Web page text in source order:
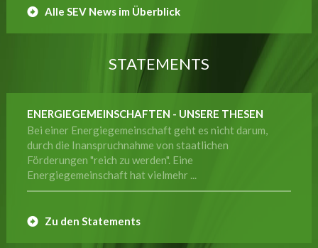
Alle SEV News im Überblick
STATEMENTS
ENERGIEGEMEINSCHAFTEN - UNSERE THESEN
Bei einer Energiegemeinschaft geht es nicht darum,
durch die Inanspruchnahme von staatlichen
Förderungen "reich zu werden". Eine
Energiegemeinschaft hat vielmehr ...
Zu den Statements